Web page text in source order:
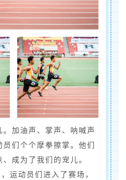
加油声、掌声、呐喊声
们个个摩拳擦掌。他们
成为了我们的宠儿。
运动员们进入了赛场，